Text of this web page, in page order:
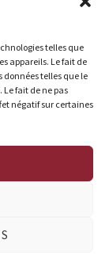
telles que
appareils. Le fait de
telles que le
fait de ne pas
négatif sur certaines